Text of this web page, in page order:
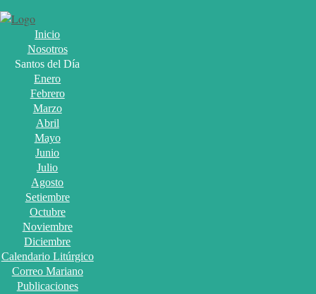
Inicio
Nosotros
Santos del Día
Enero
Febrero
Marzo
Abril
Mayo
Junio
Julio
Agosto
Setiembre
Octubre
Noviembre
Diciembre
Calendario Litúrgico
Correo Mariano
Publicaciones